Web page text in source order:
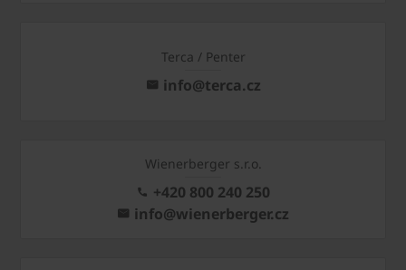
Terca / Penter
info@terca.cz
Wienerberger s.r.o.
+420 800 240 250
info@wienerberger.cz